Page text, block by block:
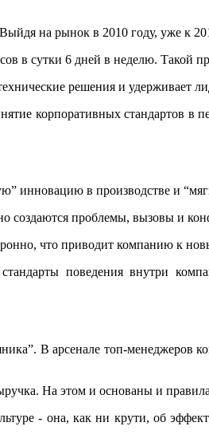
на рынок в 2010 году, уже к
в сутки 6 дней в неделю. Такой
решения и удерживает
корпоративных
инновацию в производстве и
создаются проблемы, вызовы и
что приводит компанию к
поведения внутри
В арсенале топ-менеджеров
На этом и основаны и
- она, как ни крути, об